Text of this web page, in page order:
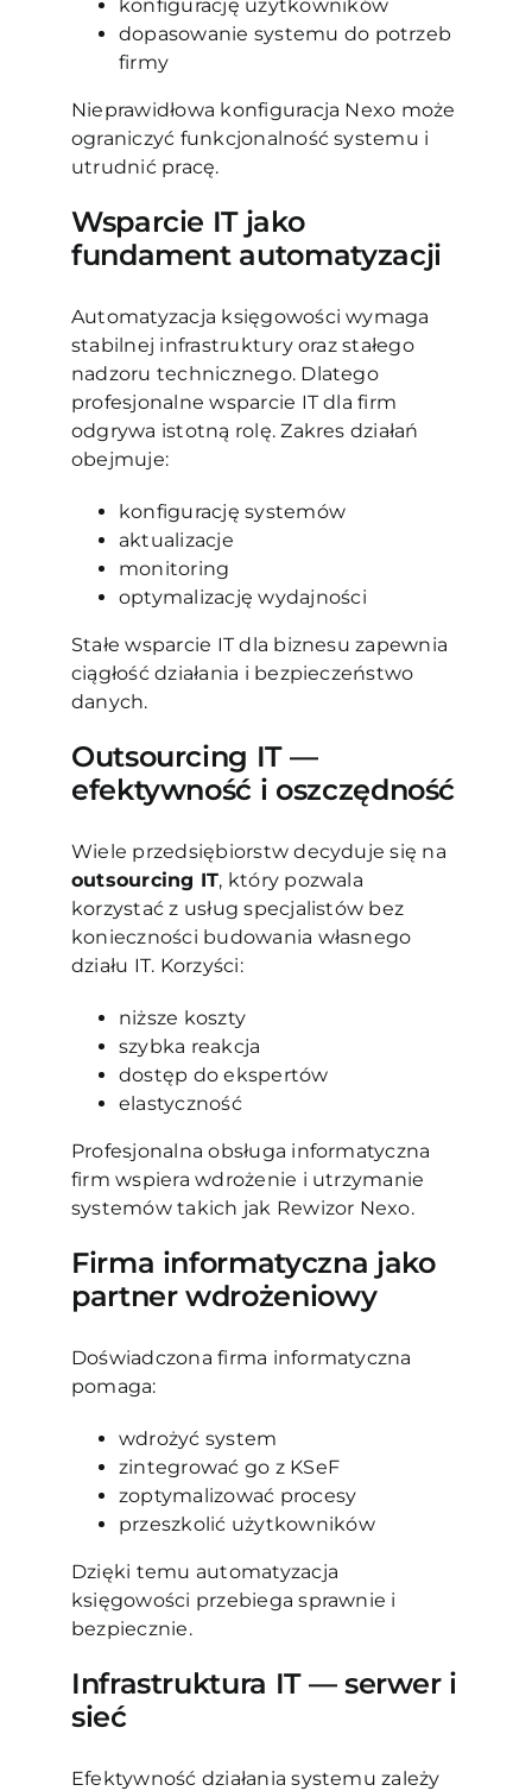
konfigurację użytkowników
dopasowanie systemu do potrzeb
firmy
Nieprawidłowa konfiguracja Nexo może
ograniczyć funkcjonalność systemu i
utrudnić pracę.
Wsparcie IT jako
fundament automatyzacji
Automatyzacja księgowości wymaga
stabilnej infrastruktury oraz stałego
nadzoru technicznego. Dlatego
profesjonalne wsparcie IT dla firm
odgrywa istotną rolę. Zakres działań
obejmuje:
konfigurację systemów
aktualizacje
monitoring
optymalizację wydajności
Stałe wsparcie IT dla biznesu zapewnia
ciągłość działania i bezpieczeństwo
danych.
Outsourcing IT —
efektywność i oszczędność
Wiele przedsiębiorstw decyduje się na
outsourcing IT, który pozwala
korzystać z usług specjalistów bez
konieczności budowania własnego
działu IT. Korzyści:
niższe koszty
szybka reakcja
dostęp do ekspertów
elastyczność
Profesjonalna obsługa informatyczna
firm wspiera wdrożenie i utrzymanie
systemów takich jak Rewizor Nexo.
Firma informatyczna jako
partner wdrożeniowy
Doświadczona firma informatyczna
pomaga:
wdrożyć system
zintegrować go z KSeF
zoptymalizować procesy
przeszkolić użytkowników
Dzięki temu automatyzacja
księgowości przebiega sprawnie i
bezpiecznie.
Infrastruktura IT — serwer i
sieć
Efektywność działania systemu zależy